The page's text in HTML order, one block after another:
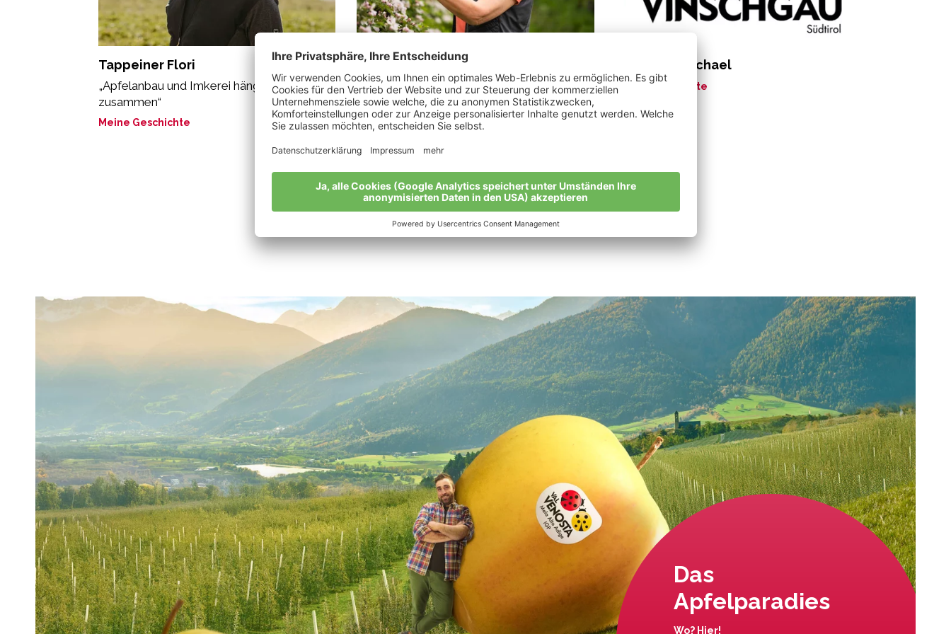
Tappeiner Flori
„Apfelanbau und Imkerei hängen eng
zusammen“
Meine Geschichte
Alber Rita
„Mit Leidenschaft bei der Arbeit“
Meine Geschichte
Perkmann Michael
Meine Geschichte
Alle Bio-Bauern im Überblick
Das
Apfelparadies
Wo? Hier!